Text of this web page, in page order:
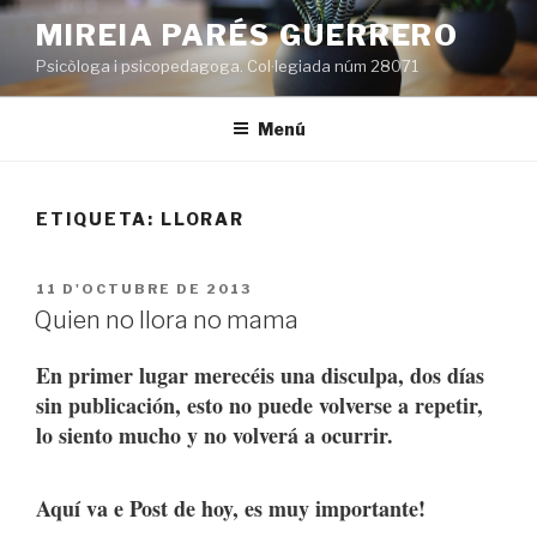
Vés
contingut
MIREIA PARÉS GUERRERO
Psicòloga i psicopedagoga. Col·legiada núm 28071
Menú
ETIQUETA: LLORAR
PUBLICAT
A
11 D'OCTUBRE DE 2013
Quien no llora no mama
En primer lugar merecéis una disculpa, dos días
sin publicación, esto no puede volverse a repetir,
lo siento mucho y no volverá a ocurrir.
Aquí va e Post de hoy, es muy importante!